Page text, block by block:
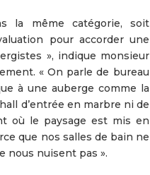
la même catégorie, soit
pour accorder une
», indique monsieur
« On parle de bureau
à une auberge comme la
d’entrée en marbre ni de
où le paysage est mis en
que nos salles de bain ne
nous nuisent pas ».